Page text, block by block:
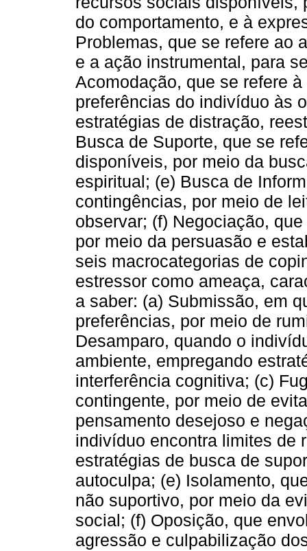
do comportamento, e à
Problemas, que se refere ao
e a ação instrumental, para
Acomodação, que se refere
preferências do indivíduo às
estratégias de distração,
Busca de Suporte, que se
disponíveis, por meio da
espiritual; (e) Busca de
contingências, por meio de
observar; (f) Negociação,
por meio da persuasão e
seis macrocategorias de
estressor como ameaça,
a saber: (a) Submissão, em
preferências, por meio de
Desamparo, quando o
ambiente, empregando
interferência cognitiva; (c)
contingente, por meio de
pensamento desejoso e
indivíduo encontra limites de
estratégias de busca de
autoculpa; (e) Isolamento,
não suportivo, por meio da
social; (f) Oposição, que
agressão e culpabilização